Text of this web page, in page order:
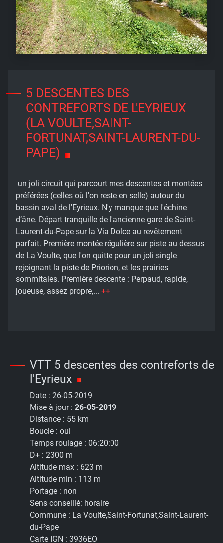
5 DESCENTES DES
CONTREFORTS DE L'EYRIEUX
(LA VOULTE,SAINT-
FORTUNAT,SAINT-LAURENT-DU-
PAPE)
un joli circuit qui parcourt mes descentes et montées
préférées (celles où l'on reste en selle) autour du
bassin aval de l'Eyrieux. N'y manque que l'échine
d’âne. Départ tranquille de l'ancienne gare de Saint-
Laurent-du-Pape sur la Via Dolce au revêtement
parfait. Première montée régulière sur piste au dessus
de La Voulte, que l'on quitte pour un joli single
rejoignant la piste de Priorion, et les prairies
sommitales. Première descente : Perpaud, rapide,
joueuse, assez propre,... ++
VTT 5 descentes des contreforts de
l'Eyrieux
Date : 26-05-2019
Mise à jour : 26-05-2019
Distance : 55 km
Boucle : oui
Temps roulage : 06:20:00
D+ : 2300 m
Altitude max : 623 m
Altitude min : 113 m
Portage : non
Sens conseillé: horaire
Commune : La Voulte,Saint-Fortunat,Saint-Laurent-
du-Pape
Carte IGN : 3936EO